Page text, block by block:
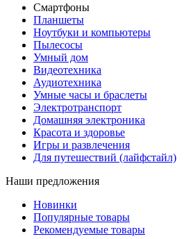
Смартфоны
Планшеты
Ноутбуки и компьютеры
Пылесосы
Умный дом
Видеотехника
Аудиотехника
Умные часы и браслеты
Электротранспорт
Домашняя электроника
Красота и здоровье
Игры и развлечения
Для путешествий (лайфстайл)
Наши предложения
Новинки
Популярные товары
Рекомендуемые товары